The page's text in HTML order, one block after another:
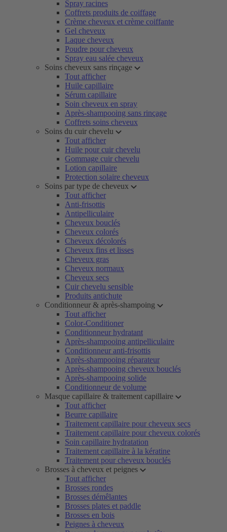
Spray racines
Coffrets produits de coiffage
Crème cheveux et crème coiffante
Gel cheveux
Laque cheveux
Poudre pour cheveux
Spray eau salée cheveux
Soins cheveux sans rinçage
Tout afficher
Huile capillaire
Sérum capillaire
Soin cheveux en spray
Après-shampooing sans rinçage
Coffrets soins cheveux
Soins du cuir chevelu
Tout afficher
Huile pour cuir chevelu
Gommage cuir chevelu
Lotion capillaire
Protection solaire cheveux
Soins par type de cheveux
Tout afficher
Anti-frisottis
Antipelliculaire
Cheveux bouclés
Cheveux colorés
Cheveux décolorés
Cheveux fins et lisses
Cheveux gras
Cheveux normaux
Cheveux secs
Cuir chevelu sensible
Produits antichute
Conditionneur & après-shampoing
Tout afficher
Color-Conditioner
Conditionneur hydratant
Après-shampooing antipelliculaire
Conditionneur anti-frisottis
Après-shampooing réparateur
Après-shampooing cheveux bouclés
Après-shampooing solide
Conditionneur de volume
Masque capillaire & traitement capillaire
Tout afficher
Beurre capillaire
Traitement capillaire pour cheveux secs
Traitement capillaire pour cheveux colorés
Soin capillaire hydratation
Traitement capillaire à la kératine
Traitement pour cheveux bouclés
Brosses à cheveux et peignes
Tout afficher
Brosses rondes
Brosses démêlantes
Brosses plates et paddle
Brosses en bois
Peignes à cheveux